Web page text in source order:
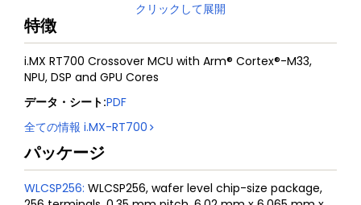
クリックして展開
特徴
i.MX RT700 Crossover MCU with Arm® Cortex®-M33,
NPU, DSP and GPU Cores
データ・シート:PDF
全ての情報 i.MX-RT700
パッケージ
WLCSP256: WLCSP256, wafer level chip-size package,